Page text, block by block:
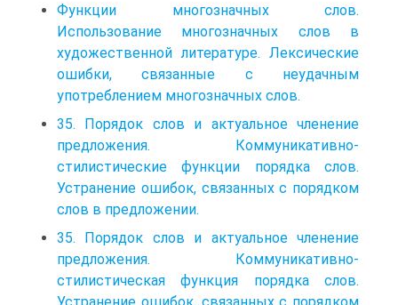
Функции многозначных слов.
Использование многозначных слов в
художественной литературе. Лексические
ошибки, связанные с неудачным
употреблением многозначных слов.
35. Порядок слов и актуальное членение
предложения. Коммуникативно-
стилистические функции порядка слов.
Устранение ошибок, связанных с порядком
слов в предложении.
35. Порядок слов и актуальное членение
предложения. Коммуникативно-
стилистическая функция порядка слов.